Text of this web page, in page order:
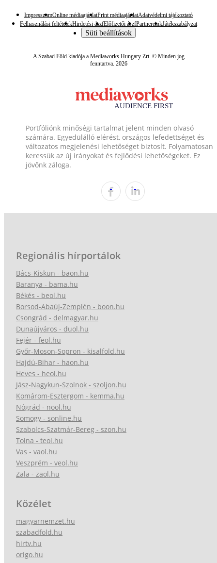
ImpresszumOnline médiaajánlatPrint médiaajánlatAdatvédelmi tájékoztató
Felhasználási feltételekHirdetési ászfElőfizetői ászfPartnereinkJátékszabályzat
Süti beállítások
A Szabad Föld kiadója a Mediaworks Hungary Zrt. © Minden jog
fenntartva. 2026
Portfóliónk minőségi tartalmat jelent minden olvasó
számára. Egyedülálló elérést, országos lefedettséget és
változatos megjelenési lehetőséget biztosít. Folyamatosan
keressük az új irányokat és fejlődési lehetőségeket. Ez
jövőnk záloga.
Regionális hírportálok
Bács-Kiskun - baon.hu
Baranya - bama.hu
Békés - beol.hu
Borsod-Abaúj-Zemplén - boon.hu
Csongrád - delmagyar.hu
Dunaújváros - duol.hu
Fejér - feol.hu
Győr-Moson-Sopron - kisalfold.hu
Hajdú-Bihar - haon.hu
Heves - heol.hu
Jász-Nagykun-Szolnok - szoljon.hu
Komárom-Esztergom - kemma.hu
Nógrád - nool.hu
Somogy - sonline.hu
Szabolcs-Szatmár-Bereg - szon.hu
Tolna - teol.hu
Vas - vaol.hu
Veszprém - veol.hu
Zala - zaol.hu
Közélet
magyarnemzet.hu
szabadfold.hu
hirtv.hu
origo.hu